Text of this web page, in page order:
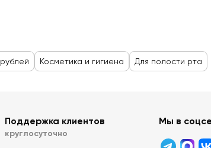
Косметика и гигиена Для полости рта
Поддержка клиентов
круглосуточно
Мы в